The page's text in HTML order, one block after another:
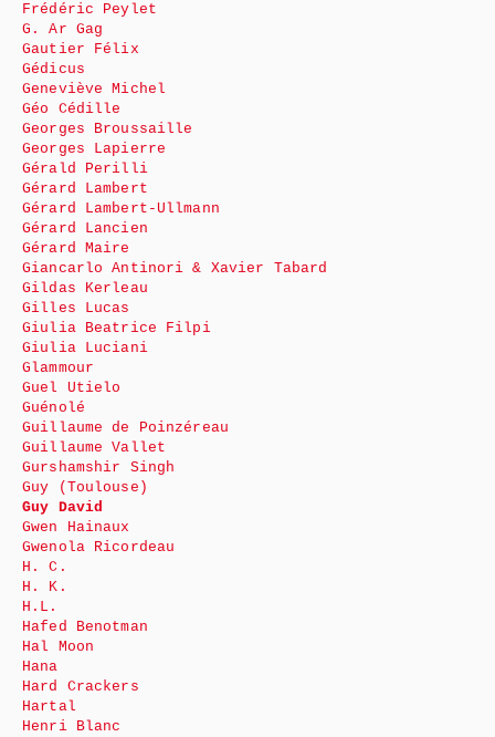
Frédéric Peylet
G. Ar Gag
Gautier Félix
Gédicus
Geneviève Michel
Géo Cédille
Georges Broussaille
Georges Lapierre
Gérald Perilli
Gérard Lambert
Gérard Lambert-Ullmann
Gérard Lancien
Gérard Maire
Giancarlo Antinori & Xavier Tabard
Gildas Kerleau
Gilles Lucas
Giulia Beatrice Filpi
Giulia Luciani
Glammour
Guel Utielo
Guénolé
Guillaume de Poinzéreau
Guillaume Vallet
Gurshamshir Singh
Guy (Toulouse)
Guy David
Gwen Hainaux
Gwenola Ricordeau
H. C.
H. K.
H.L.
Hafed Benotman
Hal Moon
Hana
Hard Crackers
Hartal
Henri Blanc